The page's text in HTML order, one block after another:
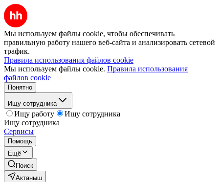
Мы используем файлы cookie, чтобы обеспечивать
правильную работу нашего веб-сайта и анализировать сетевой
трафик.
Правила использования файлов cookie
Мы используем файлы cookie. Правила использования
файлов cookie
Понятно
Ищу сотрудника
Ищу работу
Ищу сотрудника
Ищу сотрудника
Сервисы
Помощь
Ещё
Поиск
Актаныш